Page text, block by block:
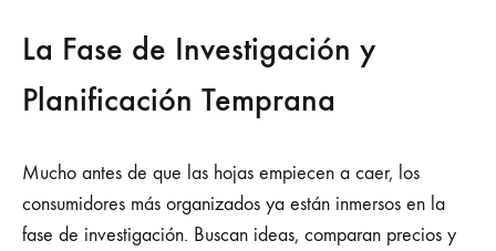
La Fase de Investigación y
Planificación Temprana
Mucho antes de que las hojas empiecen a caer, los
consumidores más organizados ya están inmersos en la
fase de investigación. Buscan ideas, comparan precios y